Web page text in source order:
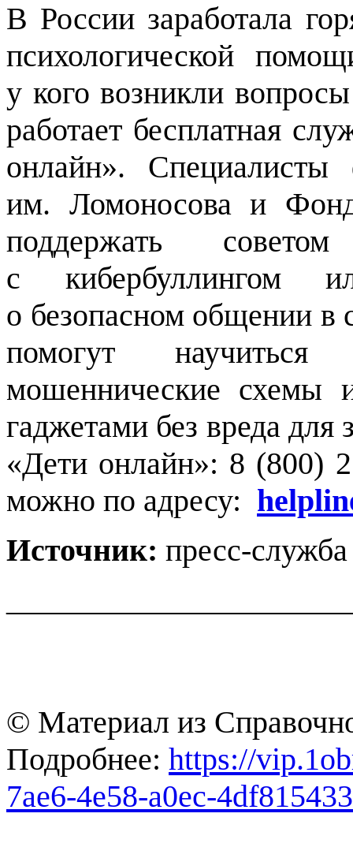
В России заработала
психологической
у кого возникли
работает бесплатная
онлайн».
им. Ломоносова и
поддержать
с кибербуллингом
о безопасном общении в
помогут научиться
мошеннические схемы и
гаджетами без вреда
«Дети онлайн»: 8 (800)
можно по адресу:
Источник: пресс-
© Материал из
Подробнее: https://
7ae6-4e58-a0ec-